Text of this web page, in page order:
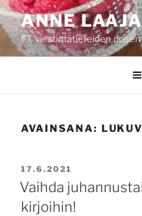
Siirry
sisältöönANNE
FT, viestintätieteiden
AVAINSANA:
JULKAISTU
17.6.2021
Vaihda
kirjoihin!